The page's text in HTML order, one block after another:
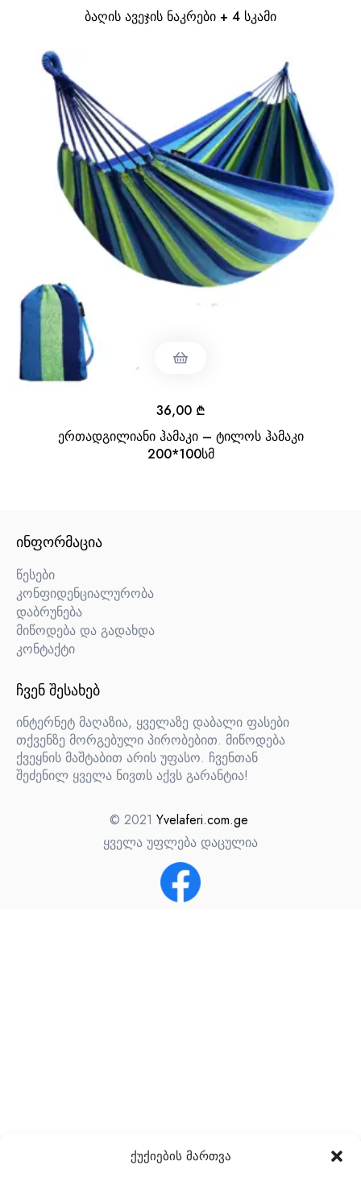
ქუქიების მართვა
ბაღის ავეჯის ნაკრები + 4 სკამი
ერთადგილიანი ჰამაკი – ტილოს ჰამაკი
200*100სმ
36,00 ₾
ᲘᲜᲤᲝᲠᲛᲐᲪᲘᲐ
წესები
კონფიდენციალურობა
დაბრუნება
მიწოდება და გადახდა
კონტაქტი
ᲩᲕᲔᲜ ᲨᲔᲡᲐᲮᲔᲑ
ინტერნეტ მაღაზია, ყველაზე დაბალი ფასები
თქვენზე მორგებული პირობებით. მიწოდება
ქვეყნის მაშტაბით არის უფასო. ჩვენთან
შეძენილ ყველა ნივთს აქვს გარანტია!
© 2021 Yvelaferi.com.ge
ყველა უფლება დაცულია